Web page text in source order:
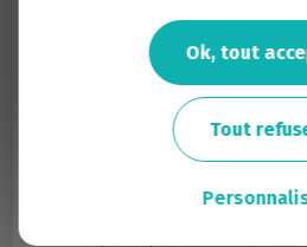
dispositif circulaire de
vous plonge au centre
la texture sonore.
Une œuvre d’art à partir
auront à disposition 2
Ok, tout
Tout